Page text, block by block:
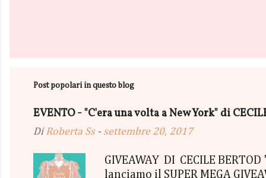
Post popolari in questo blog
EVENTO - "C'era una volta a New York" di
Di Roberta Ss - settembre 20, 2017
GIVEAWAY DI CECILE
lanciamo il SUPER MEGA